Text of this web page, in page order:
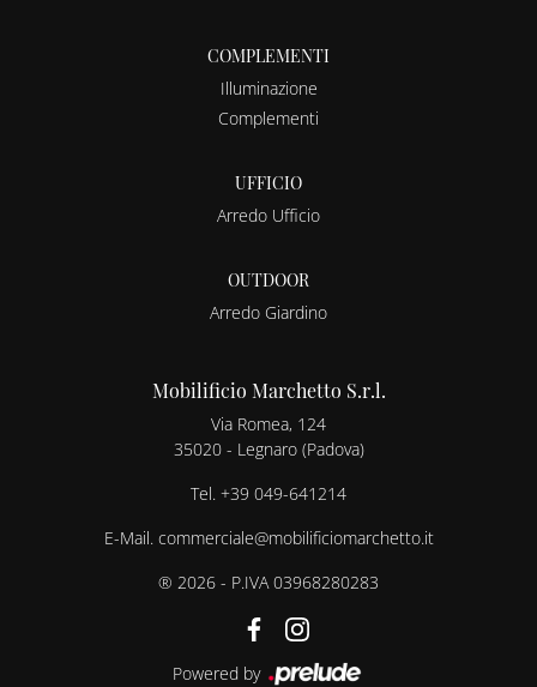
COMPLEMENTI
Illuminazione
Complementi
UFFICIO
Arredo Ufficio
OUTDOOR
Arredo Giardino
Mobilificio Marchetto S.r.l.
Via Romea, 124
35020 - Legnaro (Padova)
Tel. +39 049-641214
E-Mail. commerciale@mobilificiomarchetto.it
® 2026 - P.IVA 03968280283
Powered by